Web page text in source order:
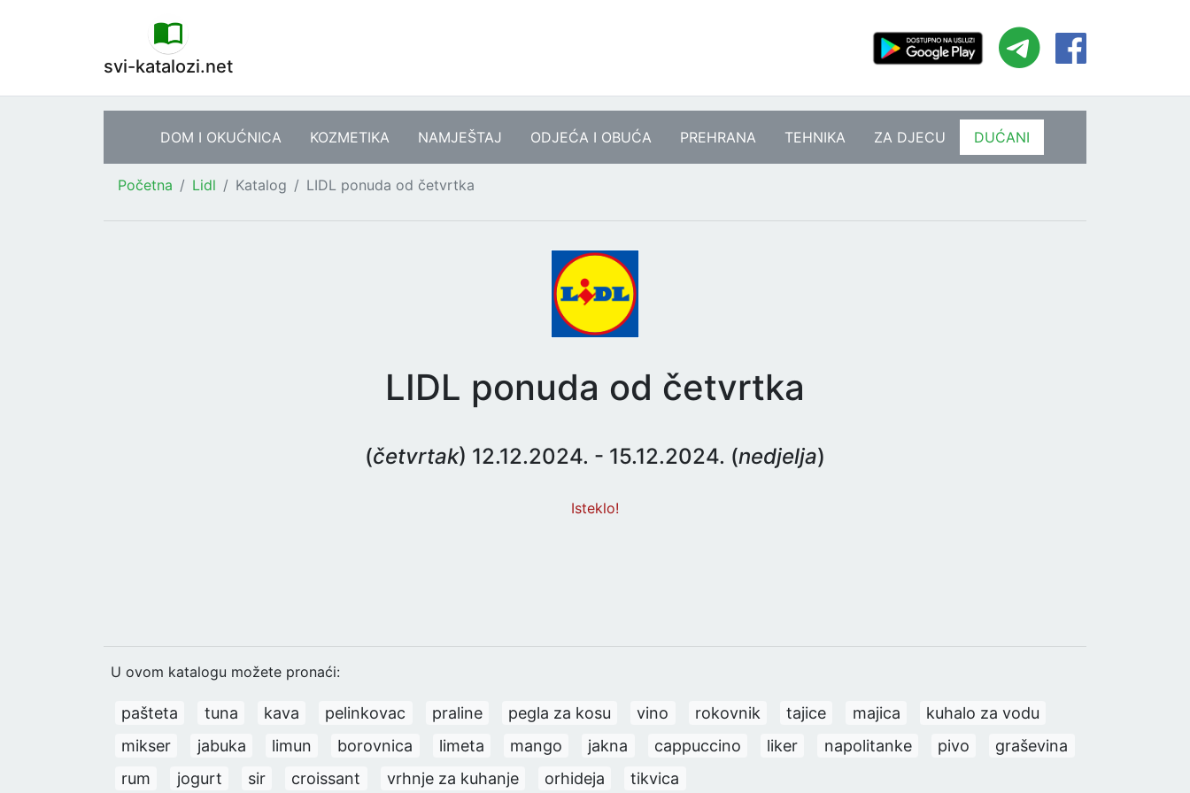
svi-katalozi.net
DOM I OKUĆNICA KOZMETIKA NAMJEŠTAJ ODJEĆA I OBUĆA PREHRANA TEHNIKA ZA DJECU DUĆANI
Početna Lidl Katalog LIDL ponuda od četvrtka
LIDL ponuda od četvrtka
(četvrtak) 12.12.2024. - 15.12.2024. (nedjelja)
Isteklo!
U ovom katalogu možete pronaći:
pašteta tuna kava pelinkovac praline pegla za kosu vino rokovnik tajice majica
kuhalo za vodu
mikser
jabuka limun borovnica limeta mango jakna cappuccino liker napolitanke pivo
graševina
rum
jogurt sir croissant vrhnje za kuhanje orhideja tikvica